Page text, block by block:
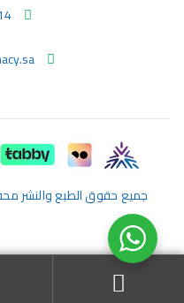
جميع حقوق الطبع والنشر